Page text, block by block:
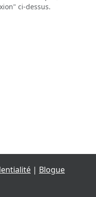
ci‑dessus.
| Blogue